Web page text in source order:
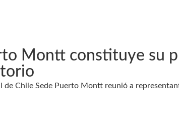
Montt constituye su
de Chile Sede Puerto Montt reunió a